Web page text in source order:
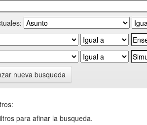
nueva busqueda
para afinar la busqueda.